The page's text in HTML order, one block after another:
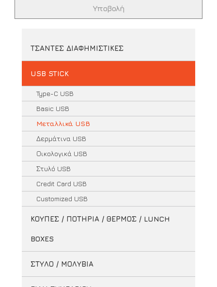
ΤΣΑΝΤΕΣ ΔΙΑΦΗΜΙΣΤΙΚΕΣ
USB STICK
Type-C USB
Basic USB
Μεταλλικά USB
Δερμάτινα USB
Οικολογικά USB
Στυλό USB
Credit Card USB
Customized USB
ΚΟΥΠΕΣ / ΠΟΤΗΡΙΑ / ΘΕΡΜΟΣ / LUNCH
BOXES
ΣΤΥΛΟ / ΜΟΛΥΒΙΑ